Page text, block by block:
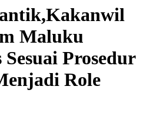
Maluku
Prosedur
Role